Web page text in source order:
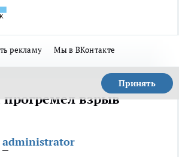
рекламу Мы в ВКонтакте
Принять
взрыв
administrator